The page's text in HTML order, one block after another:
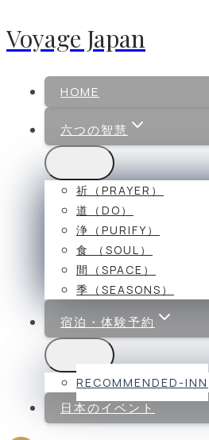
内
容
Voyage Japan
HOME
六つの智慧
祈（PRAYER）
道（DO）
浄（PURIFY）
食 （SOUL）
間（SPACE）
季（SEASONS）
宿泊・体験予約
RECOMMENDED-INN
日本のイベント